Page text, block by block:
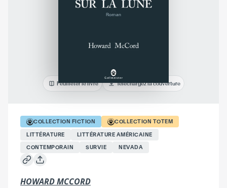
Feuilleter le livre Téléchargez la couverture
COLLECTION FICTION COLLECTION TOTEM
LITTÉRATURE
LITTÉRATURE AMÉRICAINE
CONTEMPORAIN
SURVIE NEVADA
HOWARD MCCORD